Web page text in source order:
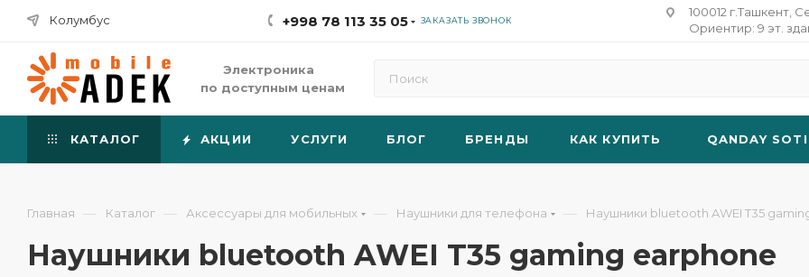
Колумбус +998 78 113 35 05 ЗАКАЗАТЬ ЗВОНОК
100012 г.Ташкент,
Ориентир: 9 эт.
Электроника
по доступным ценам
КАТАЛОГ АКЦИИ УСЛУГИ БЛОГ БРЕНДЫ КАК КУПИТЬ QANDAY
Главная — Каталог — Аксессуары для мобильных — Наушники для телефона — Наушники bluetooth AWEI T35
Наушники bluetooth AWEI T35 gaming earphone